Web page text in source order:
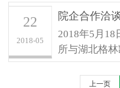
22
2018-05
院企合作洽
2018年5月18
所与湖北格
上一页